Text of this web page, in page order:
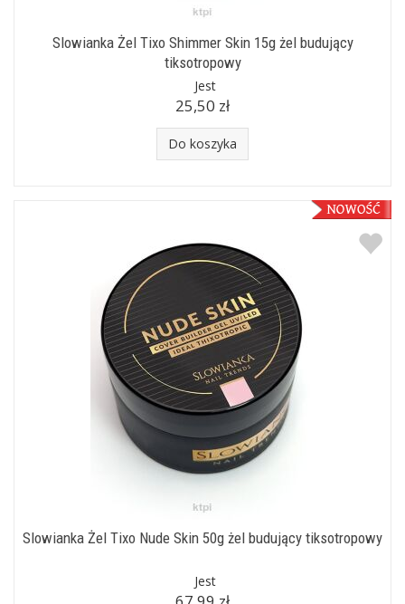
Slowianka Żel Tixo Shimmer Skin 15g żel budujący
tiksotropowy
Jest
25,50 zł
Do koszyka
Slowianka Żel Tixo Nude Skin 50g żel budujący tiksotropowy
Jest